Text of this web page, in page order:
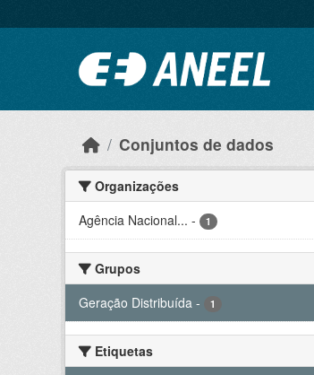
Conjuntos de dados
Organizações
Agência Nacional... - 1
Grupos
Geração Distribuída - 1
Etiquetas